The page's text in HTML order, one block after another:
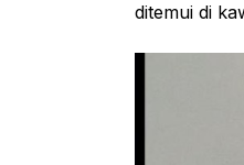
ditemui di